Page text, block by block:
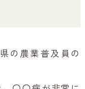
の農業普及員の